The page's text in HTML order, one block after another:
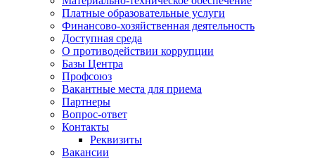
Платные образовательные услуги
Финансово-хозяйственная деятельность
Доступная среда
О противодействии коррупции
Базы Центра
Профсоюз
Вакантные места для приема
Партнеры
Вопрос-ответ
Контакты
Реквизиты
Вакансии